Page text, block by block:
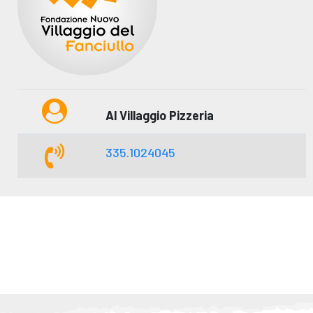
Al Villaggio Pizzeria
335.1024045